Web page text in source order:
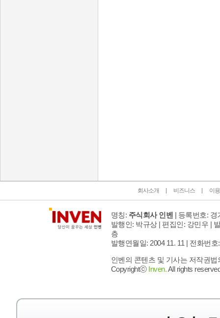
회사소개 비즈니스 이
명칭: 주식회사 인벤 | 등록번호: 경
발행인: 박규상 | 편집인: 강민우 |
층
발행연월일: 2004 11. 11 | 전화번호
인벤의 콘텐츠 및 기사는 저작권
Copyrightⓒ Inven.All rights